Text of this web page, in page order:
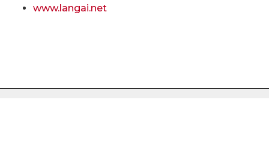
www.langai.net